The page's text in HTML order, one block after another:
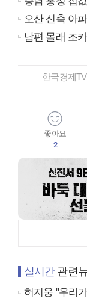
오산 신축 아
남편 몰래 조
한국경제
좋아요
2
실시간관련
허지웅 "우리가